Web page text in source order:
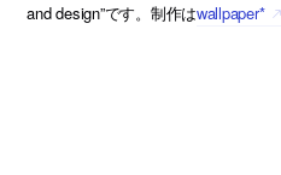
and design”です。制作はwallpaper*